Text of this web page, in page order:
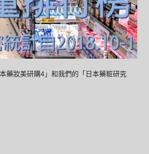
藥妝美研購4」和我們的「日本藥粧研究